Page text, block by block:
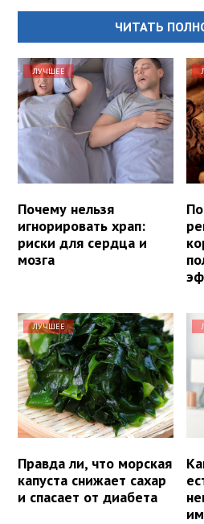
ЧИТАТЬ
ЛУЧШЕЕ
Почему нельзя
игнорировать храп:
риски для сердца и
мозга
ЛУЧШЕЕ
Правда ли, что морская
капуста снижает сахар
и спасает от диабета